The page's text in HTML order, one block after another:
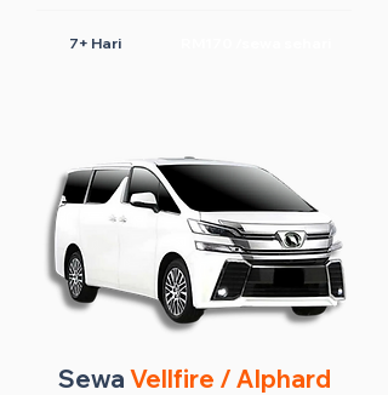
7+ Hari
Sewa Vellfire / Alphard